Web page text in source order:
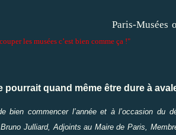
Paris-Musées
les musées c’est bien comme ça !"
pourrait quand même être dure à
bien commencer l’année et à l’occasion du
Julliard, Adjoints au Maire de Paris,